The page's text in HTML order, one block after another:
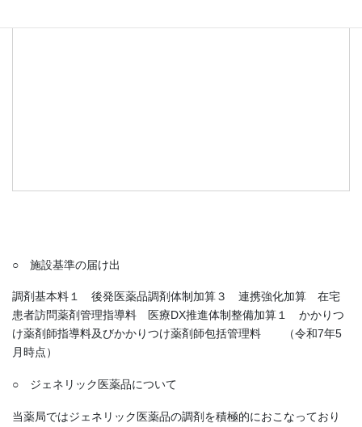
○ 施設基準の届け出
調剤基本料１ 後発医薬品調剤体制加算３ 連携強化加算 在宅
患者訪問薬剤管理指導料 医療DX推進体制整備加算１ かかりつ
け薬剤師指導料及びかかりつけ薬剤師包括管理料 （令和7年5
月時点）
○ ジェネリック医薬品について
当薬局ではジェネリック医薬品の調剤を積極的におこなっており